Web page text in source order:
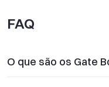
FAQ
O que são os Gate